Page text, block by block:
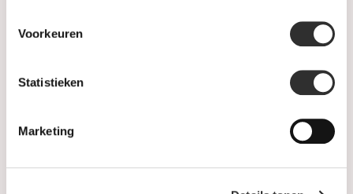
Voorkeuren
Statistieken
Marketing
Betaalmethodes
Sitemap